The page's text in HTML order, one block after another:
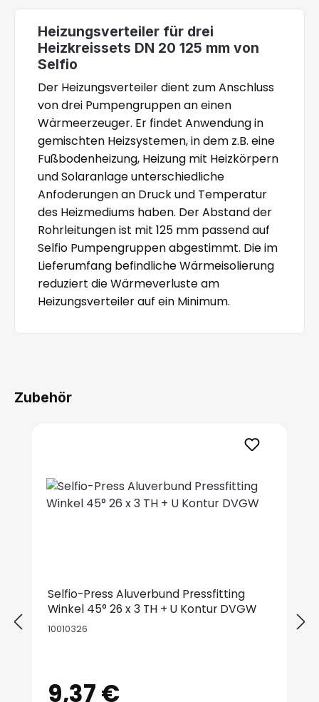
Heizungsverteiler für drei
Heizkreissets DN 20 125 mm von
Selfio
Der Heizungsverteiler dient zum Anschluss
von drei Pumpengruppen an einen
Wärmeerzeuger. Er findet Anwendung in
gemischten Heizsystemen, in dem z.B. eine
Fußbodenheizung, Heizung mit Heizkörpern
und Solaranlage unterschiedliche
Anfoderungen an Druck und Temperatur
des Heizmediums haben. Der Abstand der
Rohrleitungen ist mit 125 mm passend auf
Selfio Pumpengruppen abgestimmt. Die im
Lieferumfang befindliche Wärmeisolierung
reduziert die Wärmeverluste am
Heizungsverteiler auf ein Minimum.
Zubehör
Selfio-Press Aluverbund Pressfitting
Winkel 45° 26 x 3 TH + U Kontur DVGW
10010326
Regulärer Preis:
9,37 €